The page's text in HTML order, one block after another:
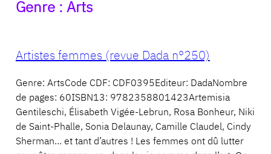
Genre : Arts
Artistes femmes (revue Dada n°250)
Genre: ArtsCode CDF: CDF0395Editeur: DadaNombre
de pages: 60ISBN13: 9782358801423Artemisia
Gentileschi, Élisabeth Vigée-Lebrun, Rosa Bonheur, Niki
de Saint-Phalle, Sonia Delaunay, Camille Claudel, Cindy
Sherman… et tant d’autres ! Les femmes ont dû lutter